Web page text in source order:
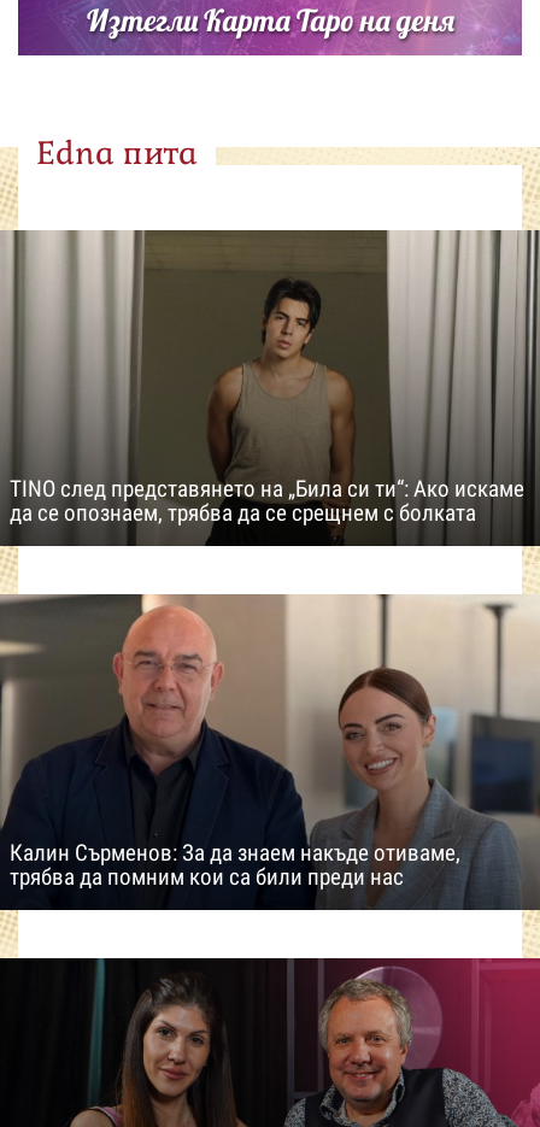
Изтегли Карта Таро на деня
Edna пита
TINO след представянето на „Била си ти“: Ако искаме
да се опознаем, трябва да се срещнем с болката
Калин Сърменов: За да знаем накъде отиваме,
трябва да помним кои са били преди нас